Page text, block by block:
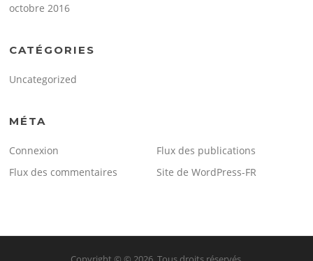
octobre 2016
CATÉGORIES
Uncategorized
MÉTA
Connexion
Flux des publications
Flux des commentaires
Site de WordPress-FR